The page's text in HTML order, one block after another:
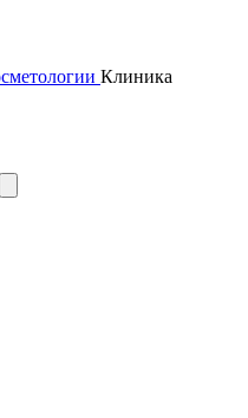
Клиника